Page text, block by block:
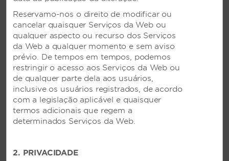
Piscinas e academia
Relaxe e rejuvenesça
Sabemos o quanto é importante manter sua rotina
refrescantes piscinas internas e externas. Você
Reservamo-nos o direito de modificar ou
cancelar quaisquer Serviços da Web ou
qualquer aspecto ou recurso dos Serviços
da Web a qualquer momento e sem aviso
prévio. De tempos em tempos, podemos
restringir o acesso aos Serviços da Web ou
de qualquer parte dela aos usuários,
inclusive os usuários registrados, de acordo
com a legislação aplicável e quaisquer
termos adicionais que regem a
determinados Serviços da Web.
2. PRIVACIDADE